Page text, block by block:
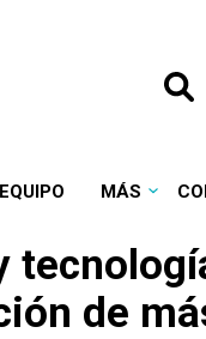
EQUIPO MÁS
de